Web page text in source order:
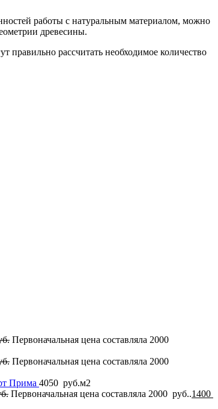
работы с натуральным материалом, можно
древесины.
правильно рассчитать необходимое количество
Первоначальная цена составляла 2000
Первоначальная цена составляла 2000
Прима 4050 руб.м2
Первоначальная цена составляла 2000 руб..1400